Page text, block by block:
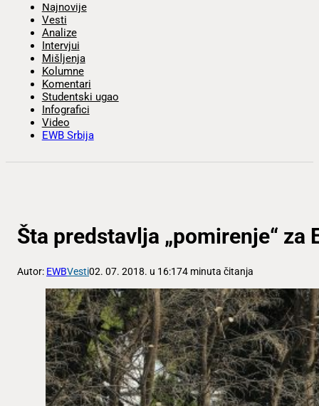
Najnovije
Vesti
Analize
Intervjui
Mišljenja
Kolumne
Komentari
Studentski ugao
Infografici
Video
EWB Srbija
Šta predstavlja „pomirenje“ za
Autor: EWBVesti02. 07. 2018. u 16:174 minuta čitanja